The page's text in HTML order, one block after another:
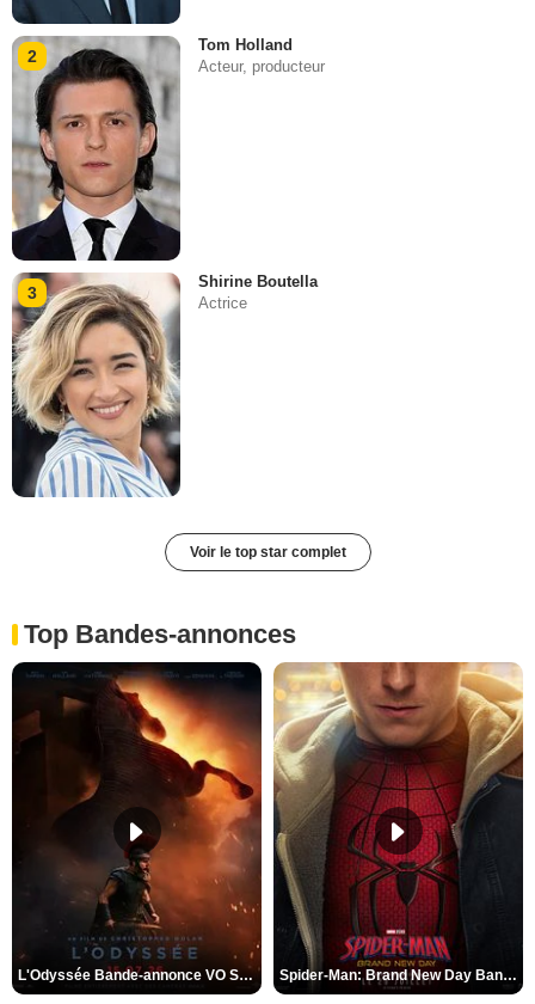
2
Tom Holland
Acteur, producteur
3
Shirine Boutella
Actrice
Voir le top star complet
Top Bandes-annonces
L'Odyssée Bande-annonce VO STFR Spider-Man: Brand New Day Bande-annonce VO STFR